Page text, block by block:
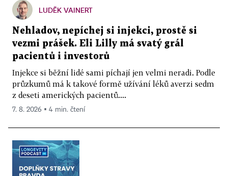
LUDĚK VAINERT
Nehladov, nepíchej si injekci, prostě si
vezmi prášek. Eli Lilly má svatý grál
pacientů i investorů
Injekce si běžní lidé sami píchají jen velmi neradi. Podle
průzkumů má k takové formě užívání léků averzi sedm
z deseti amerických pacientů....
7. 8. 2026 ▪ 4 min. čtení